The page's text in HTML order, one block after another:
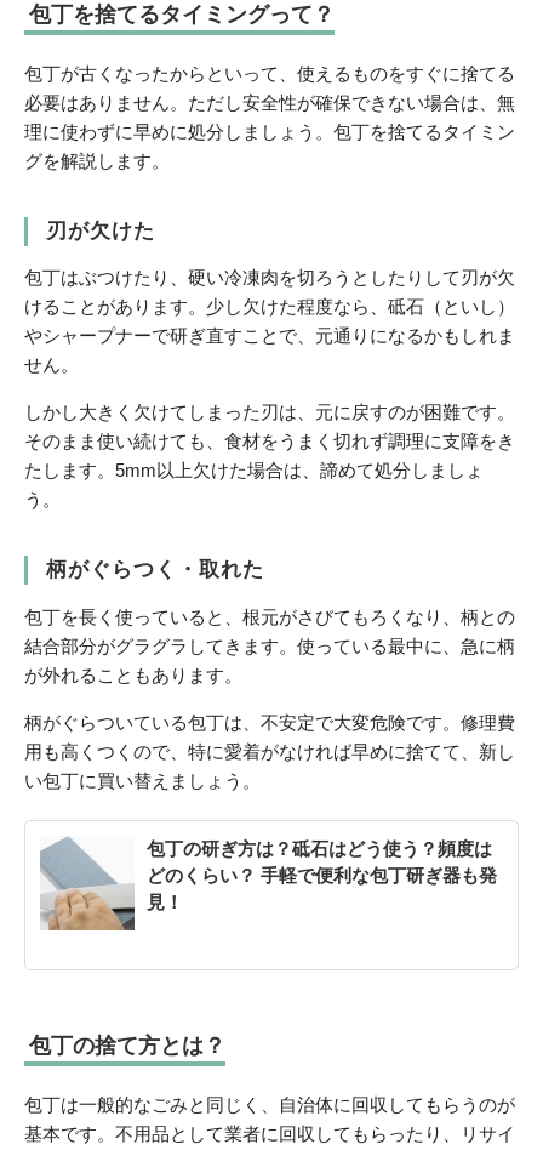
包丁を捨てるタイミングって？
包丁が古くなったからといって、使えるものをすぐに捨てる
必要はありません。ただし安全性が確保できない場合は、無
理に使わずに早めに処分しましょう。包丁を捨てるタイミン
グを解説します。
刃が欠けた
包丁はぶつけたり、硬い冷凍肉を切ろうとしたりして刃が欠
けることがあります。少し欠けた程度なら、砥石（といし）
やシャープナーで研ぎ直すことで、元通りになるかもしれま
せん。
しかし大きく欠けてしまった刃は、元に戻すのが困難です。
そのまま使い続けても、食材をうまく切れず調理に支障をき
たします。5mm以上欠けた場合は、諦めて処分しましょ
う。
柄がぐらつく・取れた
包丁を長く使っていると、根元がさびてもろくなり、柄との
結合部分がグラグラしてきます。使っている最中に、急に柄
が外れることもあります。
柄がぐらついている包丁は、不安定で大変危険です。修理費
用も高くつくので、特に愛着がなければ早めに捨てて、新し
い包丁に買い替えましょう。
包丁の研ぎ方は？砥石はどう使う？頻度は
どのくらい？ 手軽で便利な包丁研ぎ器も発
見！
包丁の捨て方とは？
包丁は一般的なごみと同じく、自治体に回収してもらうのが
基本です。不用品として業者に回収してもらったり、リサイ